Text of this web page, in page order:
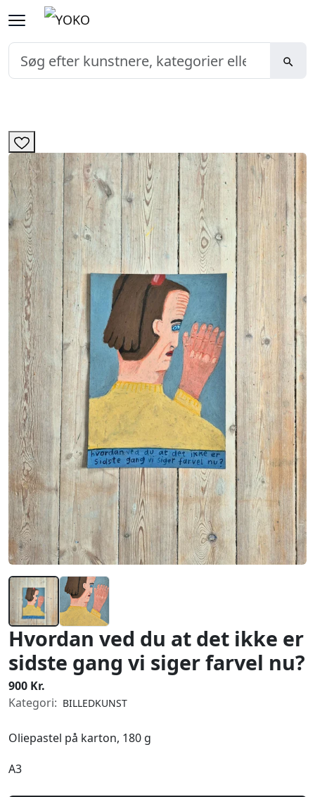
Hvordan ved du at det ikke er
sidste gang vi siger farvel nu?
900 Kr.
Kategori: BILLEDKUNST
Oliepastel på karton, 180 g
A3